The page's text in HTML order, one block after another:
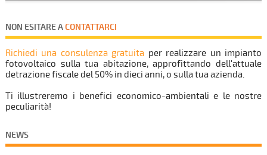
NON ESITARE ACONTATTARCI
Richiedi una consulenza gratuita per realizzare un impianto
fotovoltaico sulla tua abitazione, approfittando dell'attuale
detrazione fiscale del 50% in dieci anni, o sulla tua azienda.
Ti illustreremo i benefici economico-ambientali e le nostre
peculiarità!
NEWS
27/08/2024
Informiamo che dal 16 settembre
e sino al 14 ottobre prossimi è
con procedura a sportello, alle